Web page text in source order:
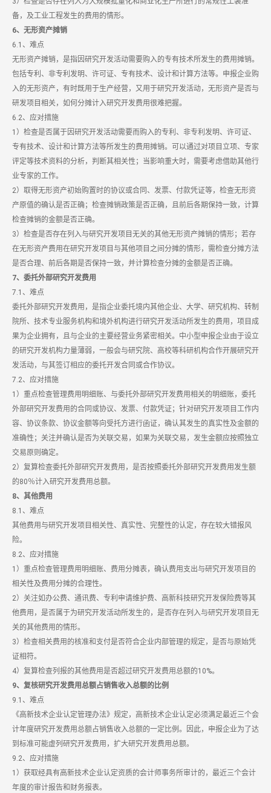
备，及工业工程发生的费用的情形。
6、无形资产摊销
6.1、难点
无形资产摊销，是指因研究开发活动需要购入的专有技术所发生的费用摊销。
包括专利、非专利发明、许可证、专有技术、设计和计算方法等。申报企业购
入的无形资产，有时既用于生产经营，又用于研究开发活动，无形资产是否与
研发项目相关，如何分摊计入研究开发费用很难把握。
6.2、应对措施
1）检查是否属于因研究开发活动需要而购入的专利、非专利发明、许可证、
专有技术、设计和计算方法等所发生的费用摊销。可以通过对项目立项、专家
评定等技术资料的分析，判断其相关性；当影响重大时，需要考虑借助其他行
业专家的工作。
2）取得无形资产初始购置时的协议或合同、发票、付款凭证等，检查无形资
产原值的确认是否正确；检查摊销政策是否正确，且前后各期保持一致，计算
检查摊销的金额是否正确。
3）检查是否存在列入与研究开发项目无关的其他无形资产摊销的情形；若存
在无形资产费用在研究开发项目与其他项目之间分摊的情形，需检查分摊方法
是否合理、前后各期是否保持一致，并计算检查分摊的金额是否正确。
7、委托外部研究开发费用
7.1、难点
委托外部研究开发费用，是指企业委托境内其他企业、大学、研究机构、转制
院所、技术专业服务机构和境外机构进行研究开发活动所发生的费用，项目成
果为企业拥有，且与企业的主要经营业务紧密相关。中小型申报企业由于设立
的研究开发机构力量薄弱，一般会与研究院、高校等科研机构合作开展研究开
发活动，与其签订相应的委托开发合同或合作协议。
7.2、应对措施
1）重点检查管理费用明细账、与委托外部研究开发费用相关的明细账，委托
外部研究开发费用的合同或协议、发票、付款凭证；针对研究开发项目工作内
容、协议条款、协议金额等向受托方进行函证，确认其发生的真实性及金额的
准确性；关注并确认是否为关联交易，如果为关联交易，发生金额应按照独立
交易原则确定。
2）复算检查委托外部研究开发费用，是否按照委托外部研究开发费用发生额
的80％计入研究开发费用总额。
8、其他费用
8.1、难点
其他费用与研究开发项目相关性、真实性、完整性的认定，存在较大错报风
险。
8.2、应对措施
1）重点检查管理费用明细账、费用分摊表，确认费用支出与研究开发项目的
相关性及费用分摊的合理性。
2）关注如办公费、通讯费、专利申请维护费、高新科技研究开发保险费等其
他费用，是否属于为研究开发活动所发生的，是否存在列入与研究开发项目无
关的其他费用的情形。
3）检查相关费用的核准和支付是否符合企业内部管理的规定，是否与原始凭
证相符。
4）复算检查列报的其他费用是否超过研究开发费用总额的10%。
9、复核研究开发费用总额占销售收入总额的比例
9.1、难点
《高新技术企业认定管理办法》规定，高新技术企业认定必须满足最近三个会
计年度研究开发费用总额占销售收入总额的一定比例。因此，申报企业为了达
到标准可能虚列研究开发费用，扩大研究开发费用总额。
9.2、应对措施
1）获取经具有高新技术企业认定资质的会计师事务所审计的，最近三个会计
年度的审计报告和财务报表。